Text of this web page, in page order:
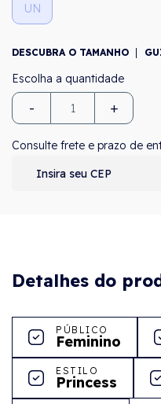
UN
DESCUBRA O TAMANHO
- +
Consulte frete e prazo de
Detalhes do
PÚBLICO
Feminino
ESTILO
Princess